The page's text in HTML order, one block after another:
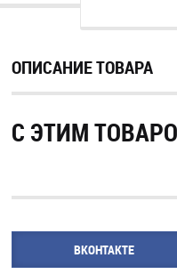
ОПИСАНИЕ ТОВАРА
С ЭТИМ
ВКОНТАКТЕ